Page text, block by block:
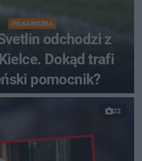
PIŁKA NOŻNA
odchodzi z
Dokąd trafi
pomocnik?
22